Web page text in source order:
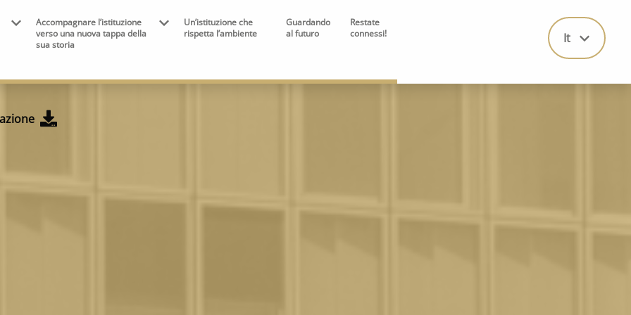
Union Logo
Accompagnare l’istituzione
verso una nuova tappa della
sua storia
Un’istituzione che
rispetta l’ambiente
Guardando
al futuro
Restate
connessi!
It